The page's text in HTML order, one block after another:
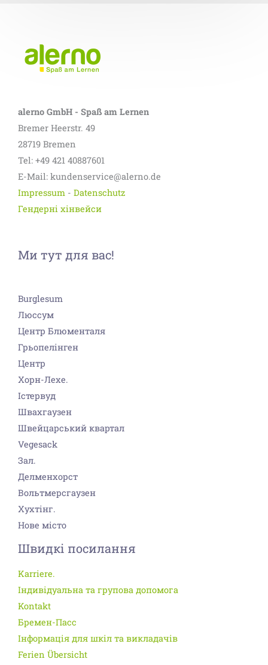
alerno GmbH - Spaß am Lernen
Bremer Heerstr. 49
28719 Bremen
Tel: +49 421 40887601
E-Mail: kundenservice@alerno.de
Impressum - Datenschutz
Гендерні хінвейси
Ми тут для вас!
Burglesum
Люссум
Центр Блюменталя
Грьопелінген
Центр
Хорн-Лехе.
Істервуд
Швахгаузен
Швейцарський квартал
Vegesack
Зал.
Делменхорст
Вольтмерсгаузен
Хухтінг.
Нове місто
Швидкі посилання
Karriere.
Індивідуальна та групова допомога
Kontakt
Бремен-Пасс
Інформація для шкіл та викладачів
Ferien Übersicht